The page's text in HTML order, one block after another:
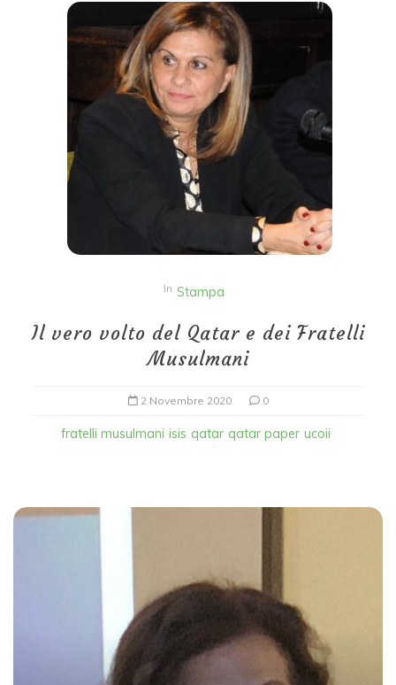
In Stampa
Il vero volto del Qatar e dei Fratelli
Musulmani
2 Novembre 2020 0
fratelli musulmani isis qatar qatar paper ucoii